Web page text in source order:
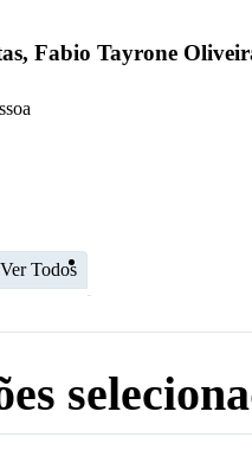
Fabio Tayrone
Ver Todos